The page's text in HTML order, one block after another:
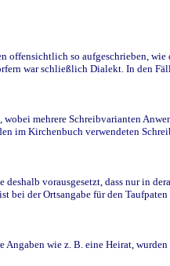
so aufgeschrieben,
war schließlich Dialekt. In den
mehrere Schreibvarianten
im Kirchenbuch verwendeten
vorausgesetzt, dass nur in
der Ortsangabe für den
wie z. B. eine Heirat, wurden